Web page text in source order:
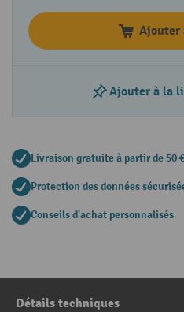
Ajouter
Ajouter à la
Livraison gratuite à partir de 50
Protection des données
Conseils d'achat personnalisés
Détails techniques